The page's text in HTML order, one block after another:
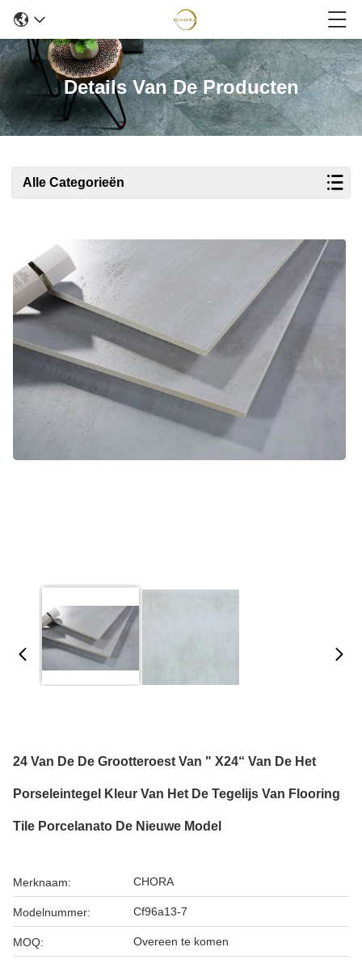
Details Van De Producten
Alle Categorieën
24 Van De De Grootteroest Van " X24“ Van De Het
Porseleintegel Kleur Van Het De Tegelijs Van Flooring
Tile Porcelanato De Nieuwe Model
Merknaam: CHORA
Modelnummer: Cf96a13-7
MOQ: Overeen te komen